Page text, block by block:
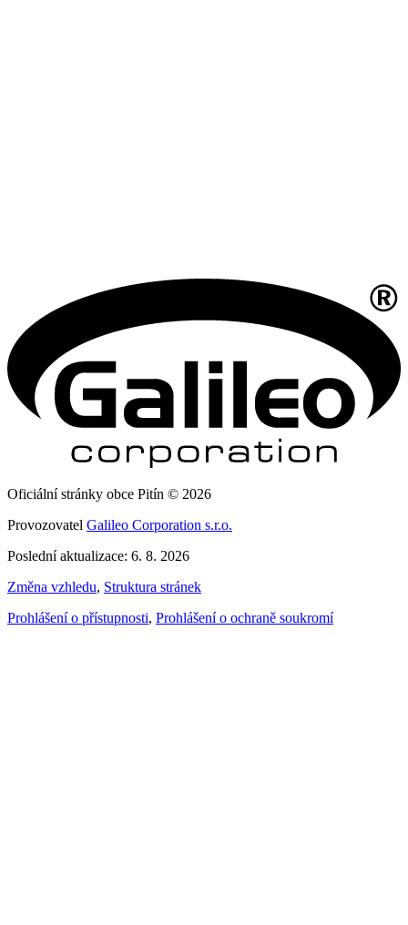
Oficiální stránky obce Pitín © 2026
Provozovatel Galileo Corporation s.r.o.
Poslední aktualizace: 6. 8. 2026
Změna vzhledu, Struktura stránek
Prohlášení o přístupnosti, Prohlášení o ochraně soukromí